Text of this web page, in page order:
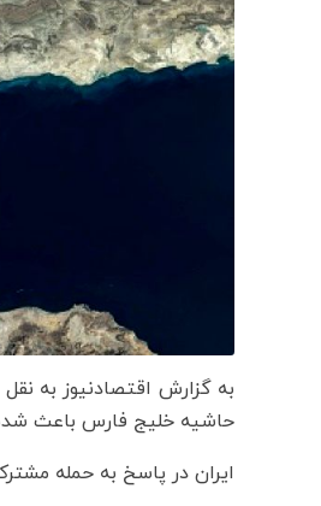
به گزارش اقتصادنیوز به نقل
حاشیه خلیج فارس باعث شده
ایران در پاسخ به حمله